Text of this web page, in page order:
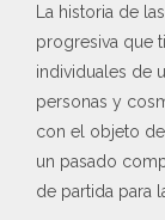
La historia de
progresiva que
individuales de
personas y
con el objeto
un pasado
de partida para